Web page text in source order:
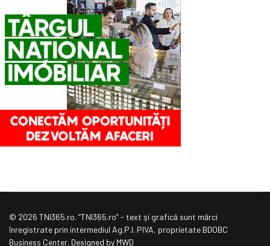
© 2026 TNI365.ro. “TNI365.ro” - text şi grafică sunt mărci
înregistrate prin intermediul Ag.P.I. PIVA, proprietate BDOBC
Business Center. Designed by MWD